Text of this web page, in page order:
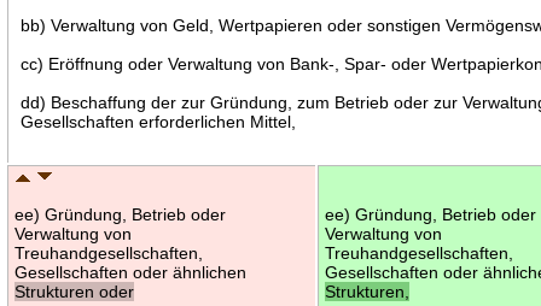
bb) Verwaltung von Geld, Wertpapieren oder sonstigen
cc) Eröffnung oder Verwaltung von Bank-, Spar- oder
dd) Beschaffung der zur Gründung, zum Betrieb oder zur
Gesellschaften erforderlichen Mittel,
ee) Gründung, Betrieb oder
Verwaltung von
Treuhandgesellschaften,
Gesellschaften oder ähnlichen
Strukturen oder
ee) Gründung, Betrieb oder
Verwaltung von
Treuhandgesellschaften,
Gesellschaften oder
Strukturen,